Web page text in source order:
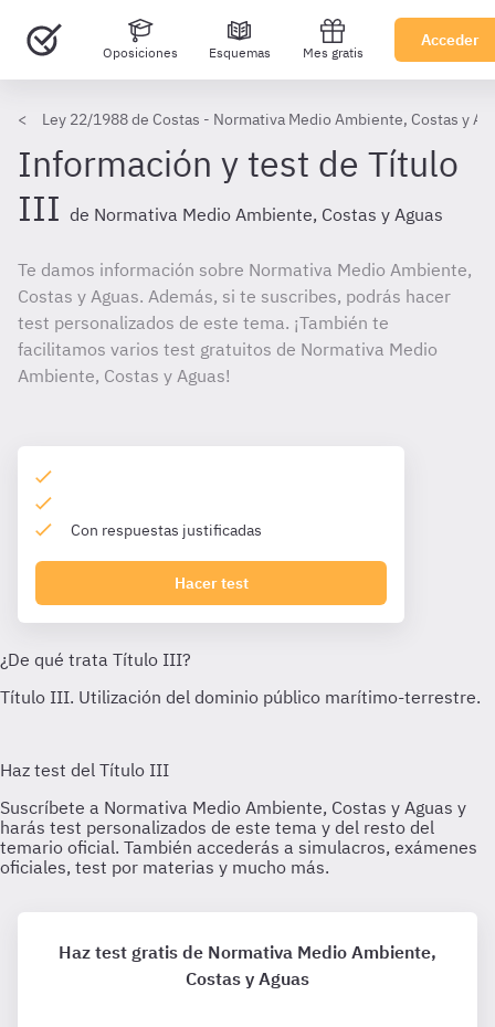
Oposiciones Esquemas Mes gratis
Acceder
Ley 22/1988 de Costas - Normativa Medio Ambiente, Costas y
Información y test de Título
III de Normativa Medio Ambiente, Costas y Aguas
Te damos información sobre Normativa Medio Ambiente,
Costas y Aguas. Además, si te suscribes, podrás hacer
test personalizados de este tema. ¡También te
facilitamos varios test gratuitos de Normativa Medio
Ambiente, Costas y Aguas!
Con respuestas justificadas
Hacer test
Haz test gratis de Normativa Medio Ambiente,
Costas y Aguas